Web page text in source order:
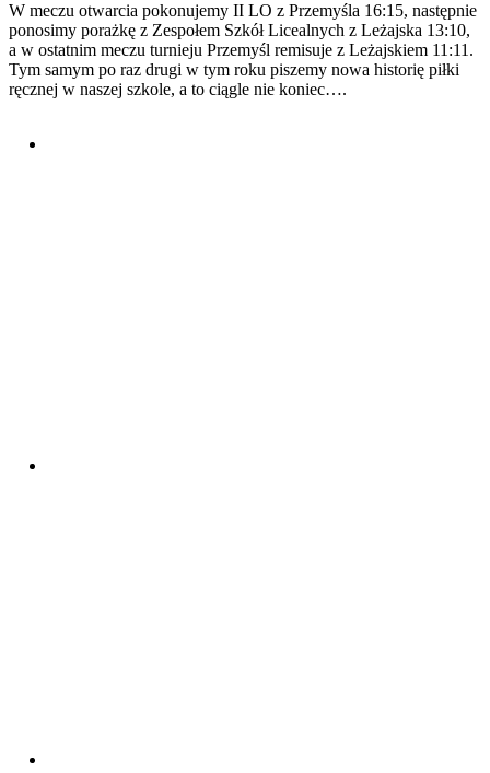
W meczu otwarcia pokonujemy II LO z Przemyśla 16:15, następnie
ponosimy porażkę z Zespołem Szkół Licealnych z Leżajska 13:10,
a w ostatnim meczu turnieju Przemyśl remisuje z Leżajskiem 11:11.
Tym samym po raz drugi w tym roku piszemy nowa historię piłki
ręcznej w naszej szkole, a to ciągle nie koniec….